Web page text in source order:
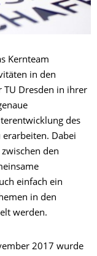
Kernteam
in den
TU Dresden in ihrer
des
erarbeiten. Dabei
den
einfach ein
in den
werden.
2017 wurde